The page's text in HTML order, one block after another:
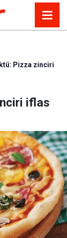
Pizza zinciri
iflas